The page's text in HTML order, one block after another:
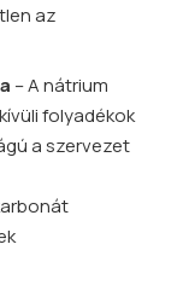
az
– A nátrium
folyadékok
a szervezet